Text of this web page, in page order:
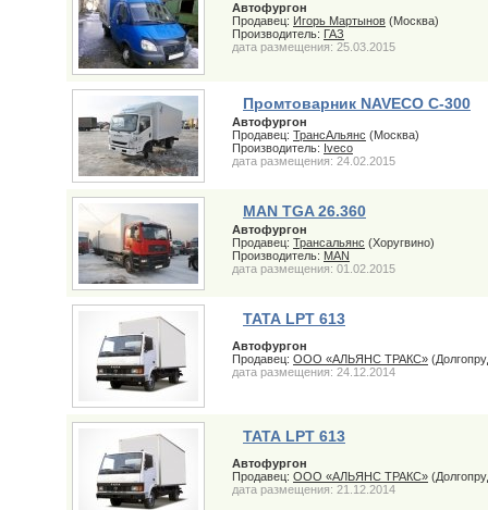
Автофургон
Продавец: Игорь Мартынов (Москва)
Производитель: ГАЗ
дата размещения: 25.03.2015
Промтоварник NAVECO C-300
Автофургон
Продавец: ТрансАльянс (Москва)
Производитель: Iveco
дата размещения: 24.02.2015
MAN TGA 26.360
Автофургон
Продавец: Трансальянс (Хоругвино)
Производитель: MAN
дата размещения: 01.02.2015
ТАТА LPT 613
Автофургон
Продавец: ООО «АЛЬЯНС ТРАКС»
дата размещения: 24.12.2014
ТАТА LPT 613
Автофургон
Продавец: ООО «АЛЬЯНС ТРАКС»
дата размещения: 21.12.2014